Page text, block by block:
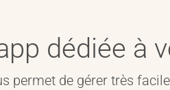
dédiée à
permet de gérer très